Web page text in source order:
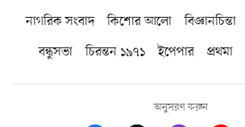
নাগরিক সংবাদ কিশোর আলো বিজ্ঞানচিন্তা
বন্ধুসভা
চিরন্তন ১৯৭১ ইপেপার প্রথমা
অনুসরণ করুন